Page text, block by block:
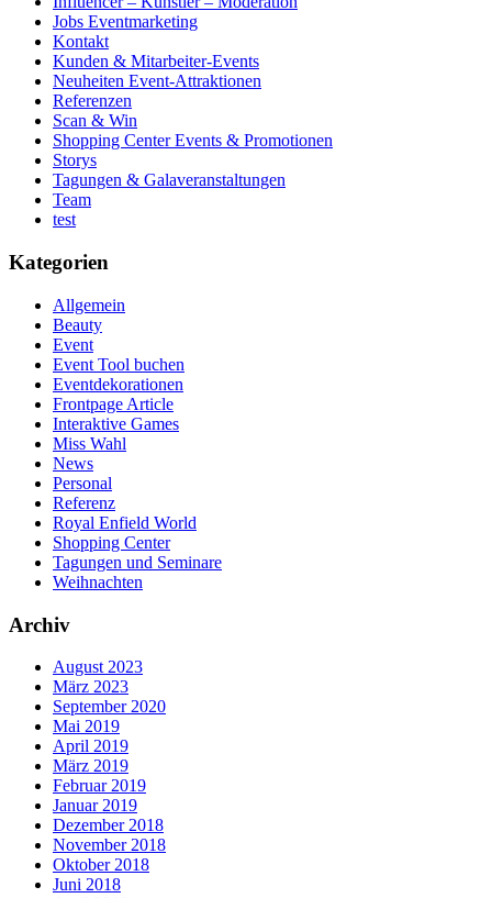
Jobs Eventmarketing
Kontakt
Kunden & Mitarbeiter-Events
Neuheiten Event-Attraktionen
Referenzen
Scan & Win
Shopping Center Events & Promotionen
Storys
Tagungen & Galaveranstaltungen
Team
test
Kategorien
Allgemein
Beauty
Event
Event Tool buchen
Eventdekorationen
Frontpage Article
Interaktive Games
Miss Wahl
News
Personal
Referenz
Royal Enfield World
Shopping Center
Tagungen und Seminare
Weihnachten
Archiv
August 2023
März 2023
September 2020
Mai 2019
April 2019
März 2019
Februar 2019
Januar 2019
Dezember 2018
November 2018
Oktober 2018
Juni 2018